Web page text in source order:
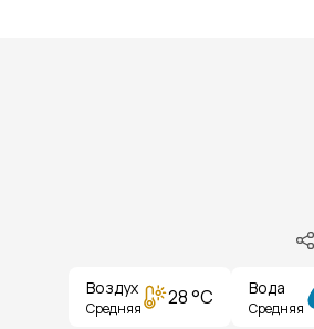
Воздух
Средняя 28 °C Вода
Средняя